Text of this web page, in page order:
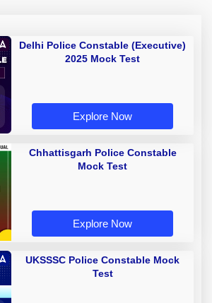
Delhi Police Constable (Executive)
2025 Mock Test
Explore Now
Chhattisgarh Police Constable
Mock Test
Explore Now
UKSSSC Police Constable Mock
Test